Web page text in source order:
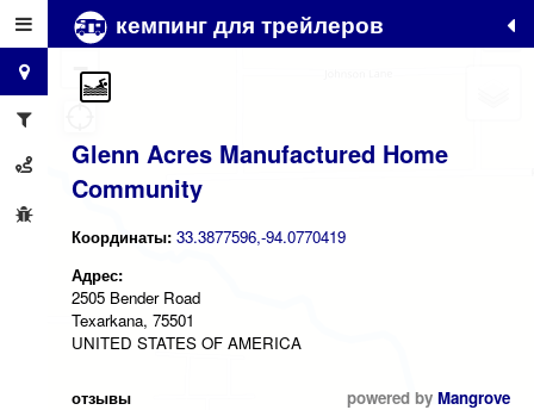
кемпинг для трейлеров
Glenn Acres Manufactured Home
Community
Координаты: 33.3877596,-94.0770419
Адрес:
2505 Bender Road
Texarkana, 75501
UNITED STATES OF AMERICA
отзывы powered by Mangrove
+
−